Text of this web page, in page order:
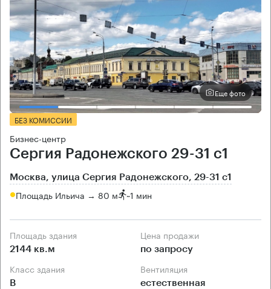
Еще фото
БЕЗ КОМИССИИ
Бизнес-центр
Сергия Радонежского 29-31 с1
Москва, улица Сергия Радонежского, 29-31 с1
Площадь Ильича → 80 м ~1 мин
Площадь здания
2144 кв.м
Цена продажи
по запросу
Класс здания
B
Вентиляция
естественная